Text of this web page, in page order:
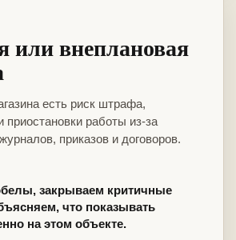
или внеплановая
есть риск штрафа,
приостановки работы из-за
приказов и договоров.
закрываем критичные
что показывать
на этом объекте.